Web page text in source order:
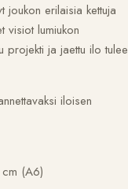
joukon erilaisia kettuja
visiot lumiukon
projekti ja jaettu ilo tulee
iloisen
(A6)